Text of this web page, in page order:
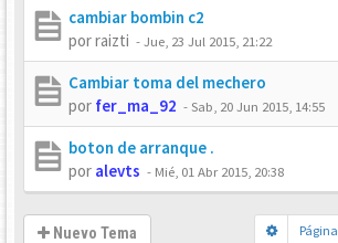
cambiar bombin c2
porraizti -Jue, 23 Jul 2015, 21:22
Cambiar toma del mechero
por fer_ma_92 -Sab, 20 Jun 2015, 14:55
boton de arranque .
por alevts - Mié, 01 Abr 2015, 20:38
Nuevo Tema Página